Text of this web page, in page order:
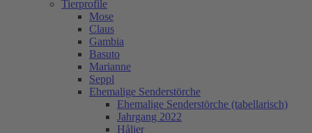
Tierprofile
Mose
Claus
Gambia
Basuto
Marianne
Seppl
Ehemalige Senderstörche
Ehemalige Senderstörche (tabellarisch)
Jahrgang 2022
Håljer